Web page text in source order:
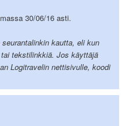
30/06/16 asti.
kautta, eli kun
tekstilinkkiä. Jos käyttäjä
Logitravelin nettisivulle, koodi